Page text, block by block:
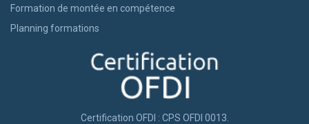
Formation de montée en compétence
Planning formations
Certification OFDI : CPS OFDI 0013.